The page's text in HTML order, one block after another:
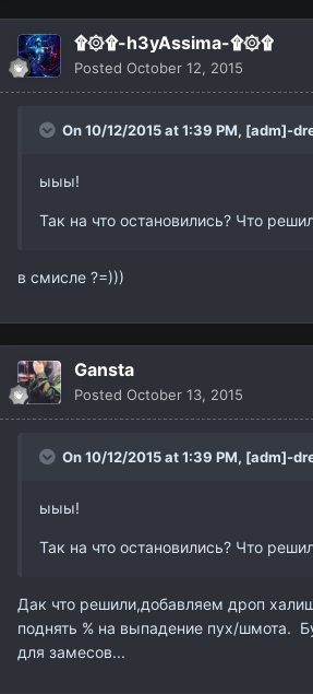
۩۞۩-h3yAssima-۩۞۩
Posted October 12, 2015
On 10/12/2015 at 1:39 PM, [adm]-
ыыы!
Так на что остановились? Что
в смисле ?=)))
Gansta
Posted October 13, 2015
On 10/12/2015 at 1:39 PM, [adm]-
ыыы!
Так на что остановились? Что
Дак что решили,добавляем дроп
поднять % на выпадение пух/шмота.
для замесов...